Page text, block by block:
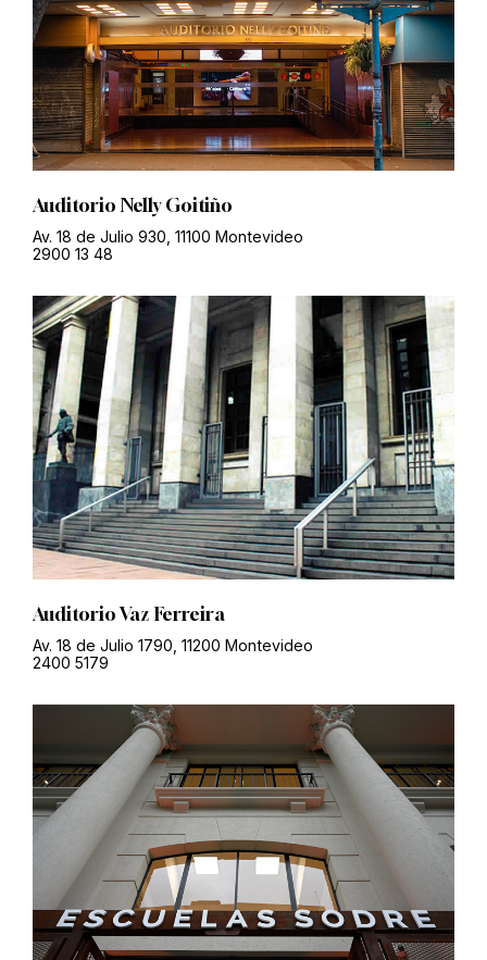
Auditorio Nelly Goitiño
Av. 18 de Julio 930, 11100 Montevideo
2900 13 48
Auditorio Vaz Ferreira
Av. 18 de Julio 1790, 11200 Montevideo
2400 5179